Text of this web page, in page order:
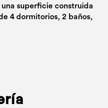
superficie construida
4 dormitorios, 2 baños,